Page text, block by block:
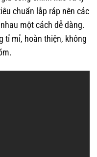
chuẩn lắp ráp nên các
một cách dễ dàng.
tỉ mỉ, hoàn thiện, không